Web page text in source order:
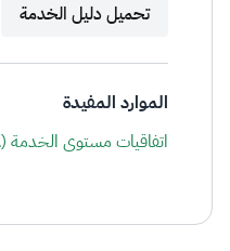
تحميل دليل الخدمة
الموارد المفيدة
اتفاقيات مستوى الخدمة (SLA)